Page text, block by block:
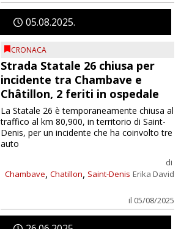
0508 2025
CRONACA
Strada Statale 26 chiusa per
incidente tra Chambave e
Châtillon, 2 feriti in ospedale
Chambave, Chatillon, Saint-Denis
di
Erika David
il 05/08/2025
La Statale 26 è temporaneamente chiusa al
traffico al km 80,900, in territorio di Saint-
Denis, per un incidente che ha coinvolto tre
auto